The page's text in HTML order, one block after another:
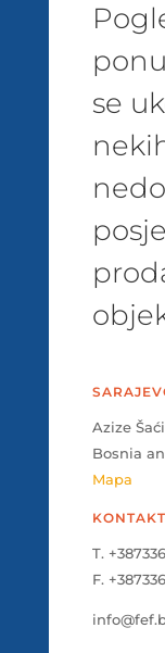
se
Azize
Bosnia
Mapa
KONTAKT
T.
F.